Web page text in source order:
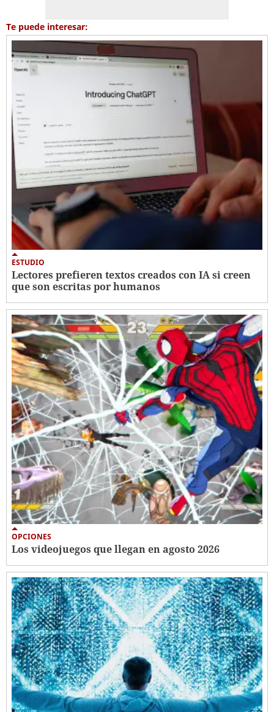
Te puede interesar:
ESTUDIO
Lectores prefieren textos creados con IA si creen
que son escritas por humanos
OPCIONES
Los videojuegos que llegan en agosto 2026